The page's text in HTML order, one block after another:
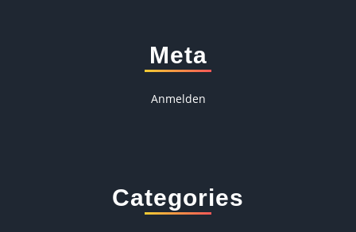
Meta
Anmelden
Categories